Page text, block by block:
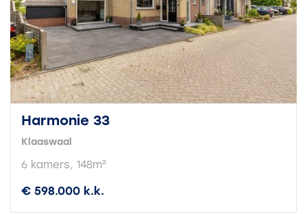
Harmonie 33
Klaaswaal
6 kamers, 148m²
€ 598.000 k.k.